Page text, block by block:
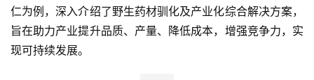
仁为例，深入介绍了野生药材驯化及产业化综合解决方案，
旨在助力产业提升品质、产量、降低成本，增强竞争力，实
现可持续发展。